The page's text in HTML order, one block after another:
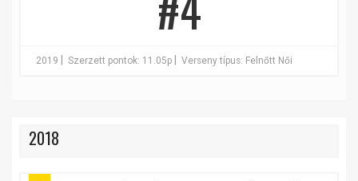
2019 Szerzett pontok: 11.05p Verseny típus: Felnőtt Női
2018